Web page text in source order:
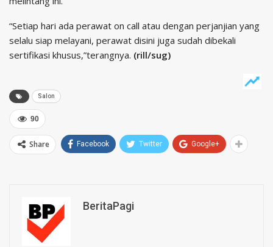
“Setiap hari ada perawat on call atau dengan perjanjian yang
selalu siap melayani, perawat disini juga sudah dibekali
sertifikasi khusus,”terangnya. (rill/sug)
Salon
90
Share Facebook Twitter Google+
BeritaPagi